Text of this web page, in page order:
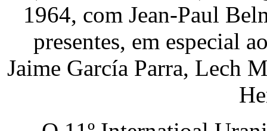
1964, com Jean-Paul
presentes, em especial
Jaime García Parra, Lech